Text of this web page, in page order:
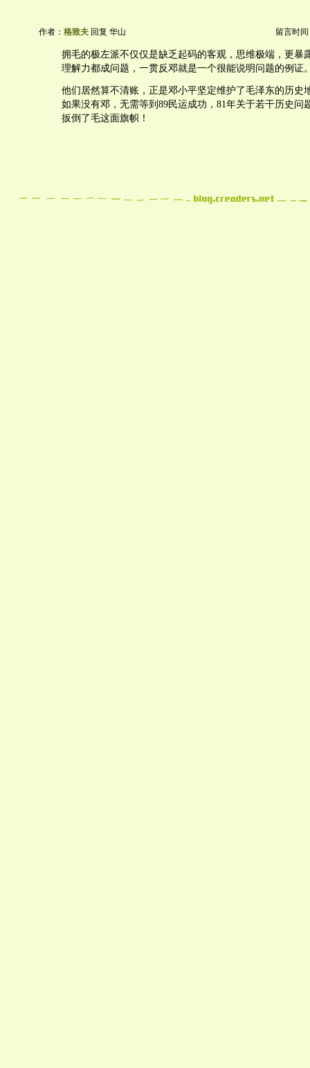
作者： 格致夫 回复 华山 留言时间
拥毛的极左派不仅仅是缺乏起码的客观，思维极端，更暴
理解力都成问题，一贯反邓就是一个很能说明问题的例证
他们居然算不清账，正是邓小平坚定维护了毛泽东的历史
如果没有邓，无需等到89民运成功，81年关于若干历史问
扳倒了毛这面旗帜！